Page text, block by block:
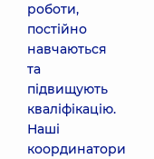
роботи,
постійно
навчаються
та
підвищують
кваліфікацію.
Наші
координатори